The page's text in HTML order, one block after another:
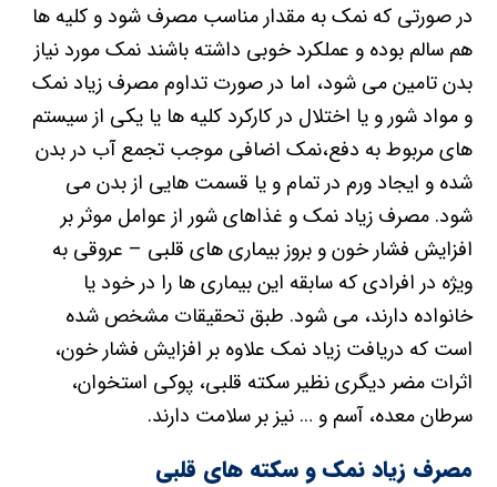
در صورتی که نمک به مقدار مناسب مصرف شود و کلیه ها
هم سالم بوده و عملکرد خوبی داشته باشند نمک مورد نیاز
بدن تامین می شود، اما در صورت تداوم مصرف زیاد نمک
و مواد شور و یا اختلال در کارکرد کلیه ها یا یکی از سیستم
های مربوط به دفع،نمک اضافی موجب تجمع آب در بدن
شده و ایجاد ورم در تمام و یا قسمت هایی از بدن می
شود. مصرف زیاد نمک و غذاهای شور از عوامل موثر بر
افزایش فشار خون و بروز بیماری های قلبی – عروقی به
ویژه در افرادی که سابقه این بیماری ها را در خود یا
خانواده دارند، می شود. طبق تحقیقات مشخص شده
است که دریافت زیاد نمک علاوه بر افزایش فشار خون،
اثرات مضر دیگری نظیر سکته قلبی، پوکی استخوان،
سرطان معده، آسم و … نیز بر سلامت دارند.
مصرف زیاد نمک و سکته های قلبی